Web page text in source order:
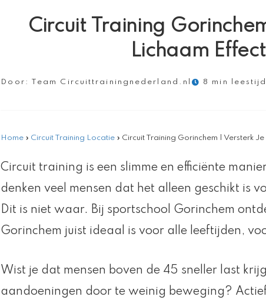
Circuit Training
Lichaam
Door: Team Circuittrainingnederland.nl 8 min leestijd
Home » Circuit Training Locatie » Circuit Training Gorinchem | Versterk
Circuit training is een slimme en efficiënte
denken veel mensen dat het alleen geschikt is
Dit is niet waar. Bij sportschool Gorinchem
Gorinchem juist ideaal is voor alle leeftijden,
Wist je dat mensen boven de 45 sneller last
aandoeningen door te weinig beweging?